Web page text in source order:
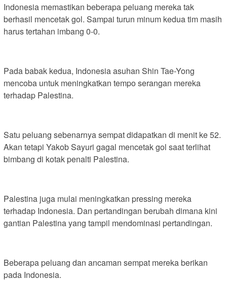
Indonesia memastikan beberapa peluang mereka tak
berhasil mencetak gol. Sampai turun minum kedua tim masih
harus tertahan imbang 0-0.
Pada babak kedua, Indonesia asuhan Shin Tae-Yong
mencoba untuk meningkatkan tempo serangan mereka
terhadap Palestina.
Satu peluang sebenarnya sempat didapatkan di menit ke 52.
Akan tetapi Yakob Sayuri gagal mencetak gol saat terlihat
bimbang di kotak penalti Palestina.
Palestina juga mulai meningkatkan pressing mereka
terhadap Indonesia. Dan pertandingan berubah dimana kini
gantian Palestina yang tampil mendominasi pertandingan.
Beberapa peluang dan ancaman sempat mereka berikan
pada Indonesia.